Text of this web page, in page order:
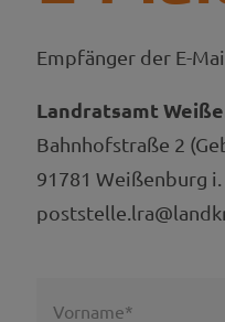
Empfänger der E-
Landratsamt
Bahnhofstraße 2
91781 Weißenburg i.
Vorname*